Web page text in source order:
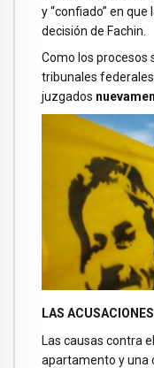
y “confiado” en
decisión de Fachin.
Como los procesos
tribunales
juzgados
LAS ACUSACIONES
Las causas contra
apartamento y una